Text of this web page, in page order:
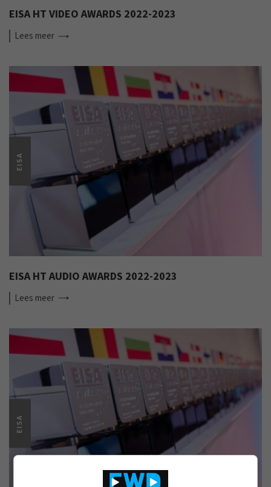
EISA HT VIDEO AWARDS 2022-2023
Lees meer
EISA
EISA HT AUDIO AWARDS 2022-2023
Lees meer
EISA